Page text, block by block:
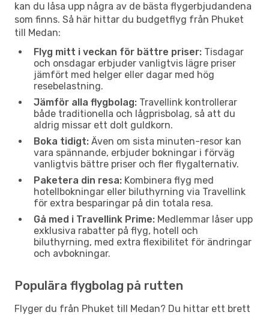
kan du låsa upp några av de bästa flygerbjudandena
som finns. Så här hittar du budgetflyg från Phuket
till Medan:
Flyg mitt i veckan för bättre priser: Tisdagar
och onsdagar erbjuder vanligtvis lägre priser
jämfört med helger eller dagar med hög
resebelastning.
Jämför alla flygbolag: Travellink kontrollerar
både traditionella och lågprisbolag, så att du
aldrig missar ett dolt guldkorn.
Boka tidigt: Även om sista minuten-resor kan
vara spännande, erbjuder bokningar i förväg
vanligtvis bättre priser och fler flygalternativ.
Paketera din resa: Kombinera flyg med
hotellbokningar eller biluthyrning via Travellink
för extra besparingar på din totala resa.
Gå med i Travellink Prime: Medlemmar låser upp
exklusiva rabatter på flyg, hotell och
biluthyrning, med extra flexibilitet för ändringar
och avbokningar.
Populära flygbolag på rutten
Flyger du från Phuket till Medan? Du hittar ett brett